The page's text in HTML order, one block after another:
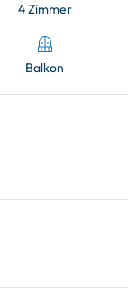
4 Zimmer
Balkon